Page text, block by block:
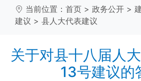
当前位置： 首页 > 政务公开 >
建议 > 县人大代表建议
关于对县十八届人
13号建议的